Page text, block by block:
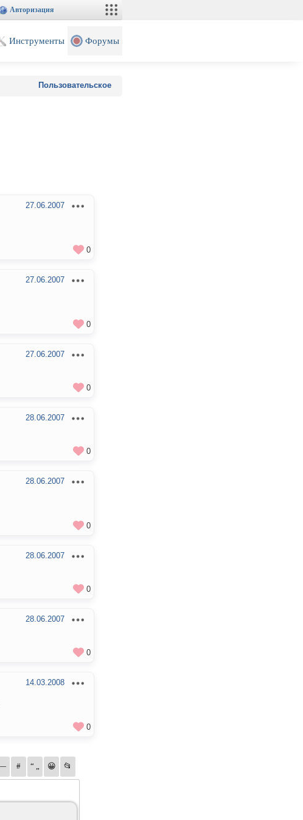
Авторизация
Инструменты Форумы
Пользовательское
27.06.2007
0
27.06.2007
0
27.06.2007
0
28.06.2007
0
28.06.2007
0
28.06.2007
0
28.06.2007
0
14.03.2008
0